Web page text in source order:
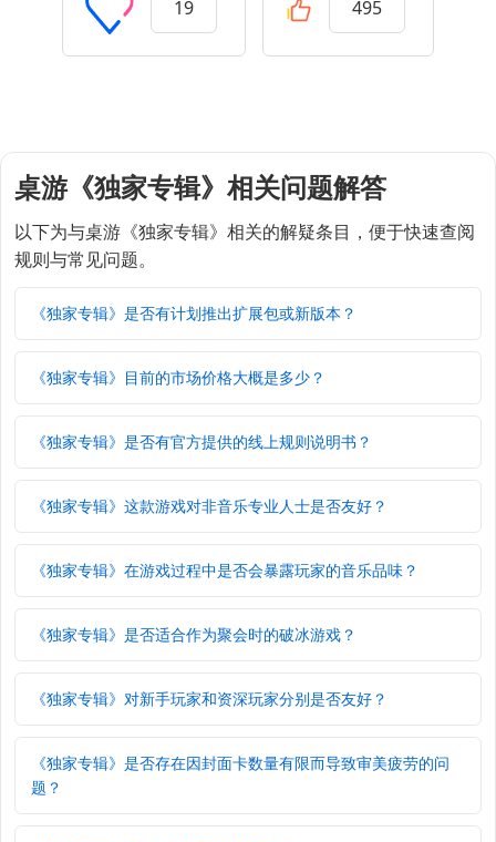
19 495
桌游《独家专辑》相关问题解答
以下为与桌游《独家专辑》相关的解疑条目，便于快速查阅
规则与常见问题。
《独家专辑》是否有计划推出扩展包或新版本？
《独家专辑》目前的市场价格大概是多少？
《独家专辑》是否有官方提供的线上规则说明书？
《独家专辑》这款游戏对非音乐专业人士是否友好？
《独家专辑》在游戏过程中是否会暴露玩家的音乐品味？
《独家专辑》是否适合作为聚会时的破冰游戏？
《独家专辑》对新手玩家和资深玩家分别是否友好？
《独家专辑》是否存在因封面卡数量有限而导致审美疲劳的问
题？